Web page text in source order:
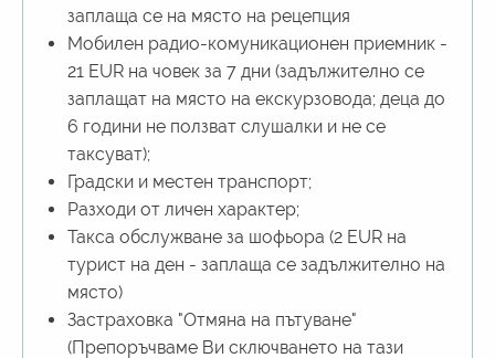
заплаща се на място на рецепция
Mобилен радио-комуникационен приемник -
21 EUR на човек за 7 дни (задължително се
заплащат на място на екскурзовода; деца до
6 години не ползват слушалки и не се
таксуват);
Градски и местен транспорт;
Разходи от личен характер;
Такса обслужване за шофьора (2 EUR на
турист на ден - заплаща се задължително на
място)
Застраховка "Отмяна на пътуване"
(Препоръчваме Ви сключването на тази